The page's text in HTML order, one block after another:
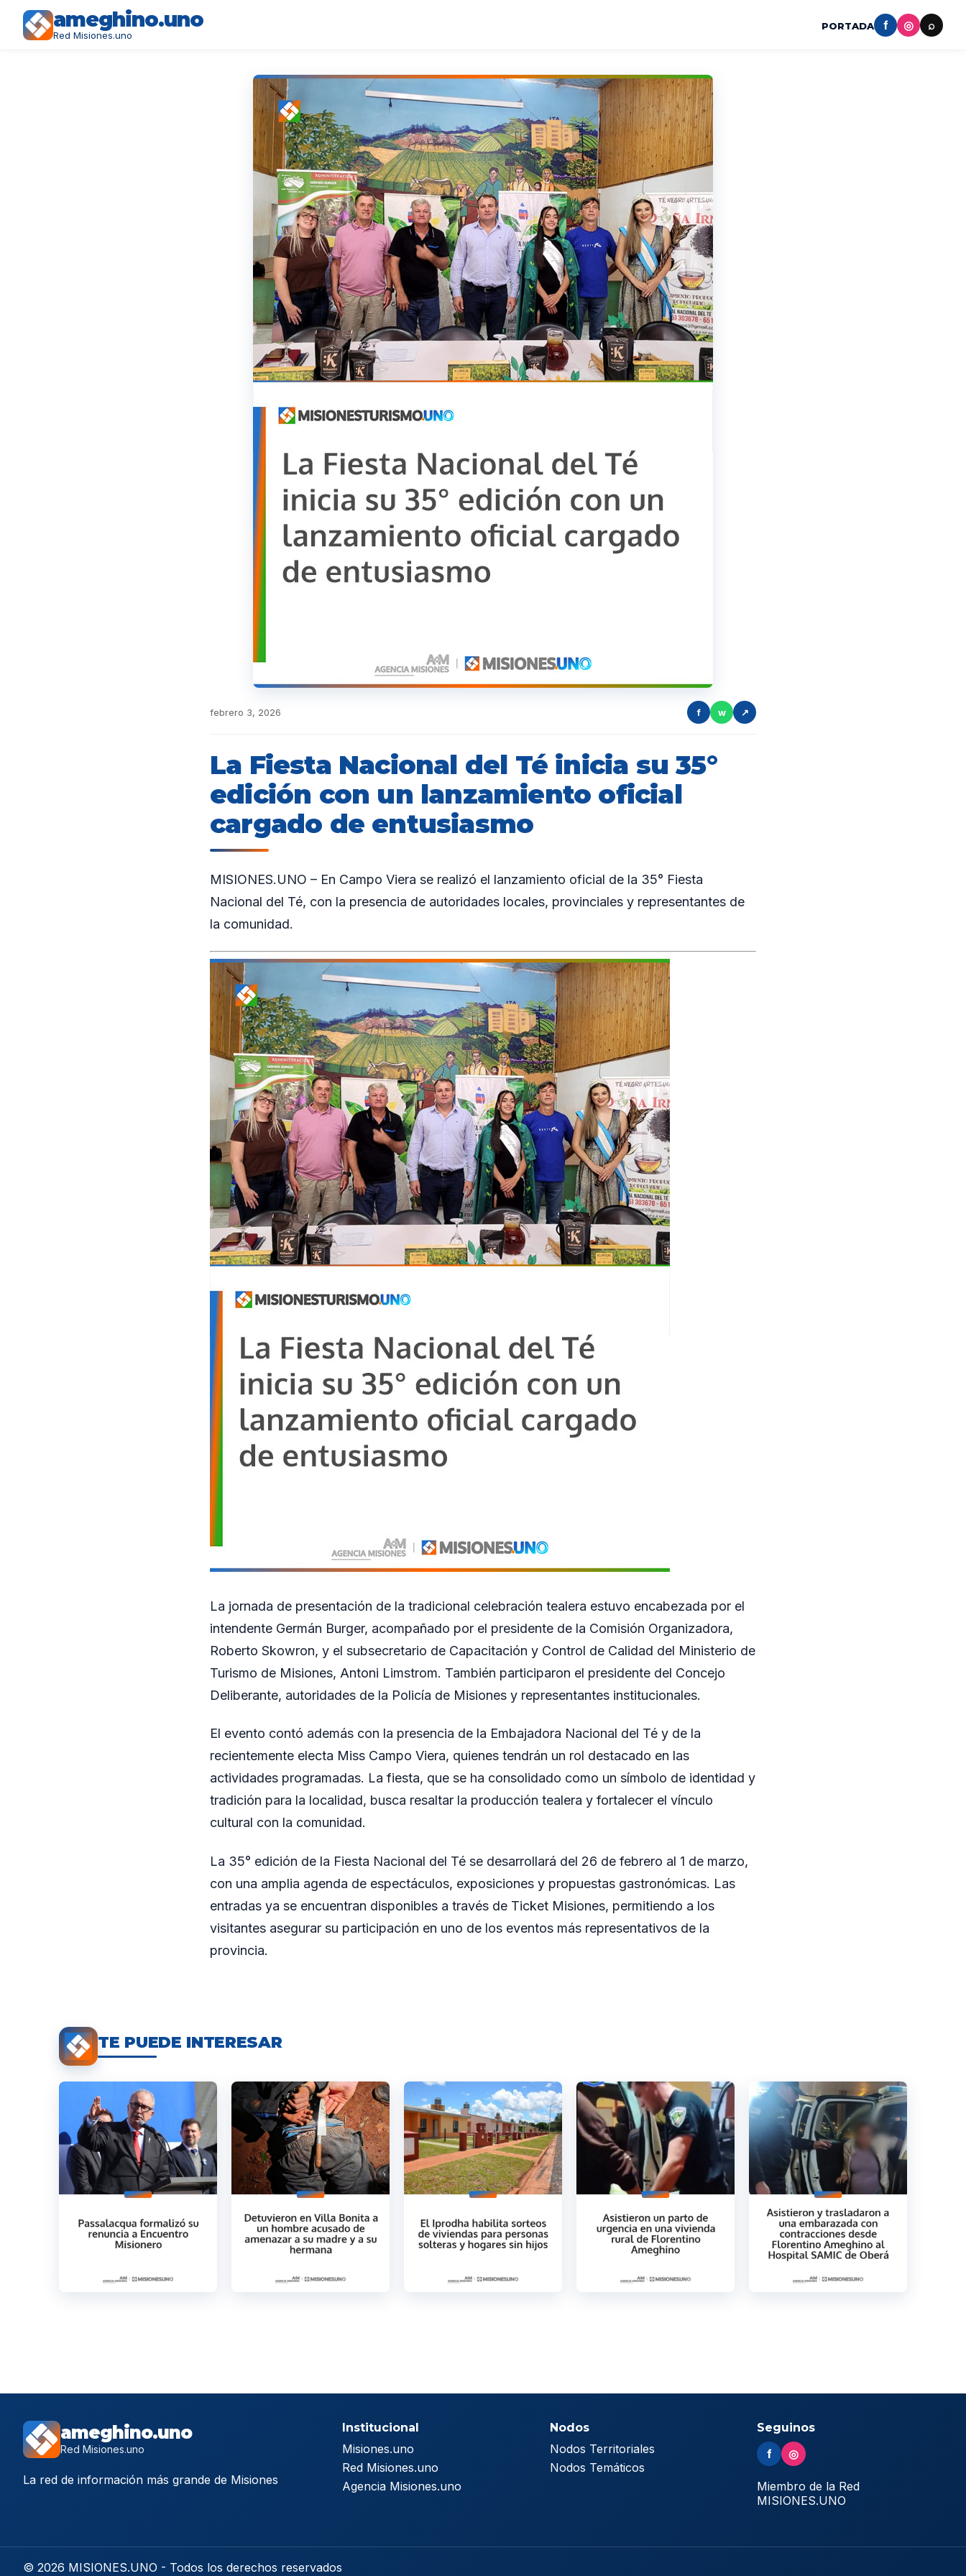
ameghino.uno
Red Misiones.uno
PORTADA f ◎ ⌕
febrero 3, 2026 f w ↗
La Fiesta Nacional del Té inicia su 35°
edición con un lanzamiento oficial
cargado de entusiasmo
MISIONES.UNO – En Campo Viera se realizó el lanzamiento oficial de la 35° Fiesta
Nacional del Té, con la presencia de autoridades locales, provinciales y representantes de
la comunidad.
La jornada de presentación de la tradicional celebración tealera estuvo encabezada por el
intendente Germán Burger, acompañado por el presidente de la Comisión Organizadora,
Roberto Skowron, y el subsecretario de Capacitación y Control de Calidad del Ministerio de
Turismo de Misiones, Antoni Limstrom. También participaron el presidente del Concejo
Deliberante, autoridades de la Policía de Misiones y representantes institucionales.
El evento contó además con la presencia de la Embajadora Nacional del Té y de la
recientemente electa Miss Campo Viera, quienes tendrán un rol destacado en las
actividades programadas. La fiesta, que se ha consolidado como un símbolo de identidad y
tradición para la localidad, busca resaltar la producción tealera y fortalecer el vínculo
cultural con la comunidad.
La 35° edición de la Fiesta Nacional del Té se desarrollará del 26 de febrero al 1 de marzo,
con una amplia agenda de espectáculos, exposiciones y propuestas gastronómicas. Las
entradas ya se encuentran disponibles a través de Ticket Misiones, permitiendo a los
visitantes asegurar su participación en uno de los eventos más representativos de la
provincia.
TE PUEDE INTERESAR
ameghino.uno
Red Misiones.uno
La red de información más grande de Misiones
Institucional
Misiones.uno
Red Misiones.uno
Agencia Misiones.uno
Nodos
Nodos Territoriales
Nodos Temáticos
Seguinos
f ◎
Miembro de la Red
MISIONES.UNO
© 2026 MISIONES.UNO - Todos los derechos reservados